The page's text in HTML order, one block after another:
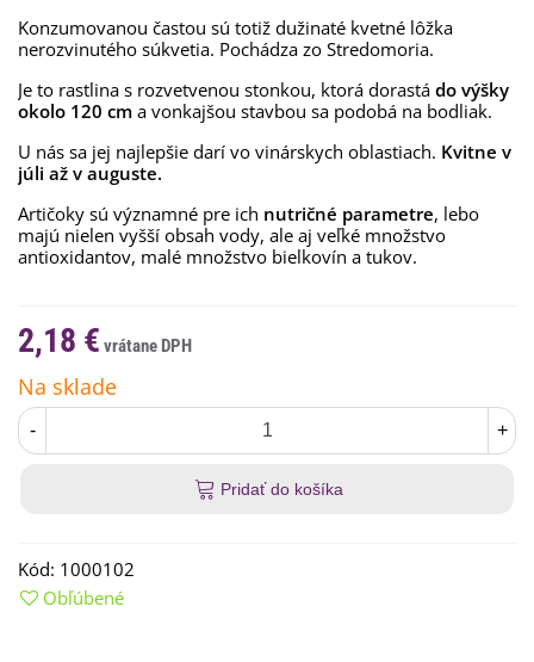
Konzumovanou častou sú totiž dužinaté kvetné lôžka
nerozvinutého súkvetia. Pochádza zo Stredomoria.
Je to rastlina s rozvetvenou stonkou, ktorá dorastá do výšky
okolo 120 cm a vonkajšou stavbou sa podobá na bodliak.
U nás sa jej najlepšie darí vo vinárskych oblastiach. Kvitne v
júli až v auguste.
Artičoky sú významné pre ich nutričné parametre, lebo
majú nielen vyšší obsah vody, ale aj veľké množstvo
antioxidantov, malé množstvo bielkovín a tukov.
2,18 €
Na sklade
- +
Pridať do košíka
Kód: 1000102
Obľúbené